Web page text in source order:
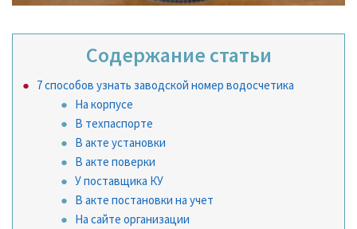
Содержание статьи
7 способов узнать заводской номер водосчетика
На корпусе
В техпаспорте
В акте установки
В акте поверки
У поставщика КУ
В акте постановки на учет
На сайте организации